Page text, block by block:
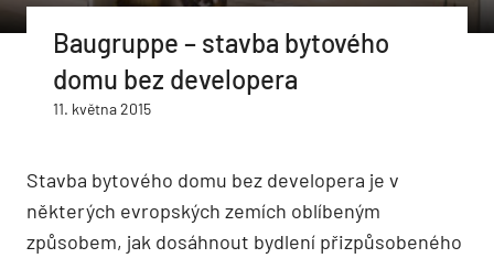
Baugruppe – stavba bytového
domu bez developera
11. května 2015
Stavba bytového domu bez developera je v
některých evropských zemích oblíbeným
způsobem, jak dosáhnout bydlení přizpůsobeného